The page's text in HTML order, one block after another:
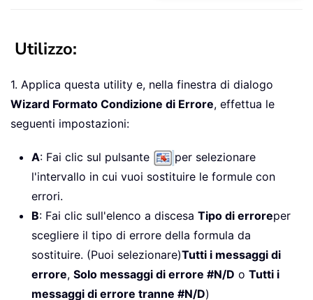
Utilizzo:
1. Applica questa utility e, nella finestra di dialogo
Wizard Formato Condizione di Errore, effettua le
seguenti impostazioni:
A: Fai clic sul pulsante
per selezionare
l'intervallo in cui vuoi sostituire le formule con
errori.
B: Fai clic sull'elenco a discesa Tipo di erroreper
scegliere il tipo di errore della formula da
sostituire. (Puoi selezionare)Tutti i messaggi di
errore, Solo messaggi di errore #N/D o Tutti i
messaggi di errore tranne #N/D)